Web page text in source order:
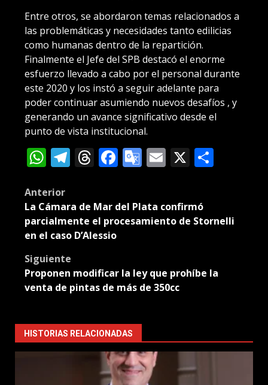
Entre otros, se abordaron temas relacionados a
las problemáticas y necesidades tanto edilicias
como humanas dentro de la repartición.
Finalmente el Jefe del SPB destacó el enorme
esfuerzo llevado a cabo por el personal durante
este 2020 y los instó a seguir adelante para
poder continuar asumiendo nuevos desafíos , y
generando un avance significativo desde el
punto de vista institucional.
WhatsApp
Telegram
Threads
Facebook
Google
Email
X
Post
navigation
Anterior
La Cámara de Mar del Plata confirmó
parcialmente el procesamiento de Stornelli
en el caso D’Alessio
Siguiente
Proponen modificar la ley que prohíbe la
venta de pintas de más de 350cc
HISTORIAS RELACIONADAS